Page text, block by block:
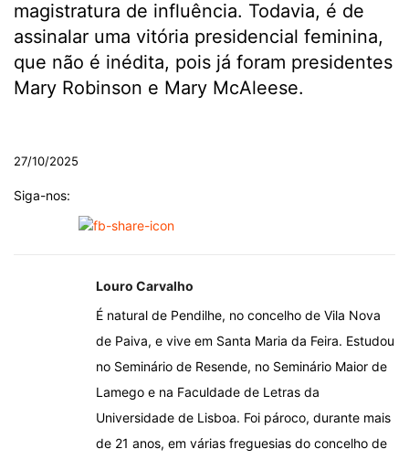
magistratura de influência. Todavia, é de
assinalar uma vitória presidencial feminina,
que não é inédita, pois já foram presidentes
Mary Robinson e Mary McAleese.
27/10/2025
Siga-nos:
Louro Carvalho
É natural de Pendilhe, no concelho de Vila Nova
de Paiva, e vive em Santa Maria da Feira. Estudou
no Seminário de Resende, no Seminário Maior de
Lamego e na Faculdade de Letras da
Universidade de Lisboa. Foi pároco, durante mais
de 21 anos, em várias freguesias do concelho de